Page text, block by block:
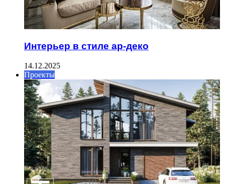
Интерьер в стиле ар-деко
14.12.2025
Проекты